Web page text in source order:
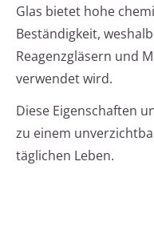
Glas bietet hohe
Beständigkeit,
Reagenzgläsern und
verwendet wird.
Diese Eigenschaften
zu einem
täglichen Leben.